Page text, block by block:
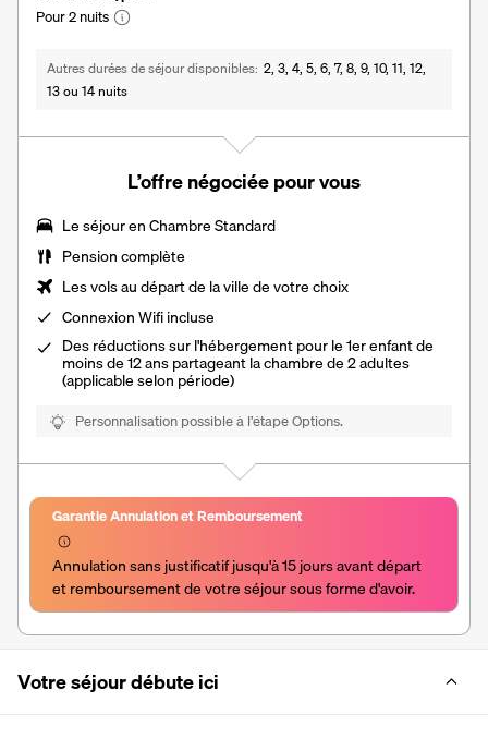
Pour 2 nuits
Autres durées de séjour disponibles 2, 3, 4, 5, 6, 7, 8, 9, 10, 11, 12,
13 ou 14 nuits
L’offre négociée pour vous
Le séjour en Chambre Standard
Pension complète
Les vols au départ de la ville de votre choix
Connexion Wifi incluse
Des réductions sur l'hébergement pour le 1er enfant de
moins de 12 ans partageant la chambre de 2 adultes
(applicable selon période)
Personnalisation possible à l’étape Options.
Garantie Annulation et Remboursement
Annulation sans justificatif jusqu'à 15 jours avant départ
et remboursement de votre séjour sous forme d'avoir.
Votre séjour débute ici